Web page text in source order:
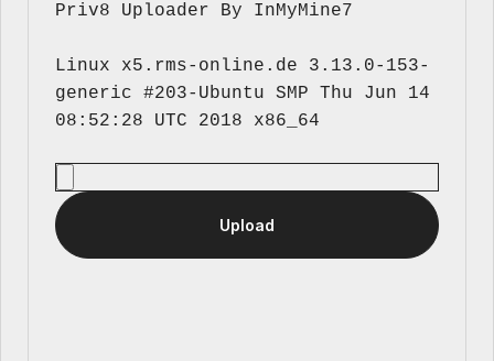
Priv8 Uploader By InMyMine7
Linux x5.rms-online.de 3.13.0-153-
generic #203-Ubuntu SMP Thu Jun 14